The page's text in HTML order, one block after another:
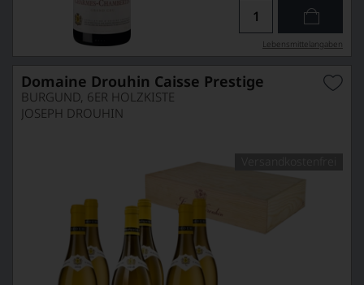
Lebensmittel­angaben
Domaine Drouhin Caisse Prestige
BURGUND, 6ER HOLZKISTE
JOSEPH DROUHIN